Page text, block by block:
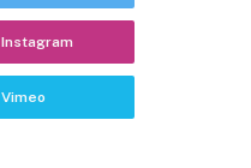
Instagram
Vimeo